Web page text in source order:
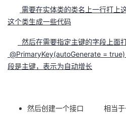
需要在实体类的类名上一行打
这个类生成一些代码
然后在需要指定主键的字段上
@PrimaryKey(autoGenerate =
段是主键，表示为自动增长
然后创建一个接口 相当于